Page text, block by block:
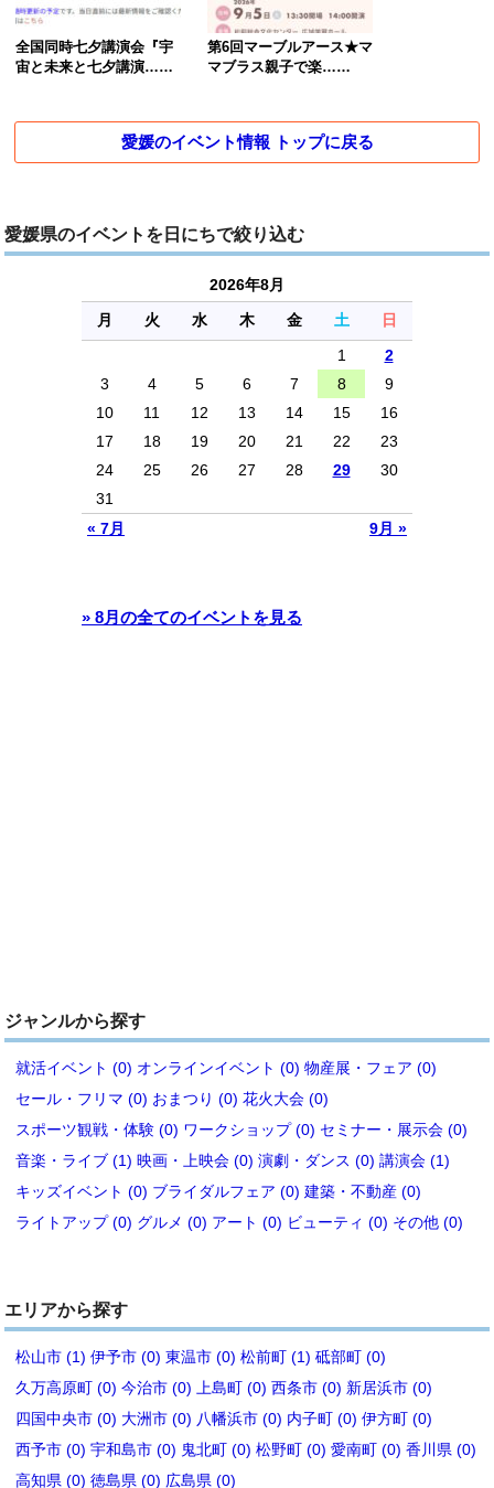
全国同時七夕講演会『宇
宙と未来と七夕講演……
第6回マーブルアース★マ
マブラス親子で楽……
愛媛のイベント情報 トップに戻る
愛媛県のイベントを日にちで絞り込む
2026年8月
月
火 水 木 金 土 日
« 7月 9月 »
1
2
3
4 5 6 7 8
9
10
11 12 13 14 15
16
17
18 19 20 21 22
23
24
25 26 27 28 29
30
31
» 8月の全てのイベントを見る
ジャンルから探す
就活イベント (0) オンラインイベント (0) 物産展・フェア (0)
セール・フリマ (0) おまつり (0) 花火大会 (0)
スポーツ観戦・体験 (0) ワークショップ (0) セミナー・展示会 (0)
音楽・ライブ (1) 映画・上映会 (0) 演劇・ダンス (0) 講演会 (1)
キッズイベント (0) ブライダルフェア (0) 建築・不動産 (0)
ライトアップ (0) グルメ (0) アート (0) ビューティ (0) その他 (0)
エリアから探す
松山市 (1) 伊予市 (0) 東温市 (0) 松前町 (1) 砥部町 (0)
久万高原町 (0) 今治市 (0) 上島町 (0) 西条市 (0) 新居浜市 (0)
四国中央市 (0) 大洲市 (0) 八幡浜市 (0) 内子町 (0) 伊方町 (0)
西予市 (0) 宇和島市 (0) 鬼北町 (0) 松野町 (0) 愛南町 (0) 香川県 (0)
高知県 (0) 徳島県 (0) 広島県 (0)